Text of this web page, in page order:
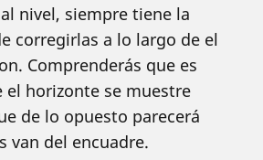
nivel, siempre tiene la
corregirlas a lo largo de el
Comprenderás que es
el horizonte se muestre
de lo opuesto parecerá
van del encuadre.